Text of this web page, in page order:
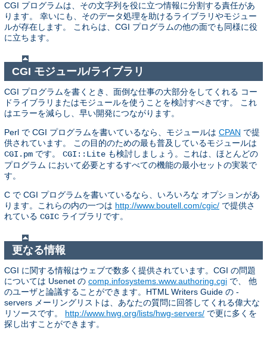
CGI プログラムは、その文字列を役に立つ情報に分割する責任があ
ります。 幸いにも、そのデータ処理を助けるライブラリやモジュー
ルが存在します。 これらは、CGI プログラムの他の面でも同様に役
に立ちます。
CGI モジュール/ライブラリ
CGI プログラムを書くとき、面倒な仕事の大部分をしてくれる コー
ドライブラリまたはモジュールを使うことを検討すべきです。 これ
はエラーを減らし、早い開発につながります。
Perl で CGI プログラムを書いているなら、モジュールは CPAN で提
供されています。 この目的のための最も普及しているモジュールは
CGI.pm です。 CGI::Lite も検討しましょう。これは、ほとんどの
プログラム において必要とするすべての機能の最小セットの実装で
す。
C で CGI プログラムを書いているなら、いろいろな オプションがあ
ります。これらの内の一つは http://www.boutell.com/cgic/ で提供さ
れている CGIC ライブラリです。
更なる情報
CGI に関する情報はウェブで数多く提供されています。CGI の問題
については Usenet の comp.infosystems.www.authoring.cgi で、 他
のユーザと論議することができます。HTML Writers Guide の -
servers メーリングリストは、あなたの質問に回答してくれる偉大な
リソースです。 http://www.hwg.org/lists/hwg-servers/ で更に多くを
探し出すことができます。